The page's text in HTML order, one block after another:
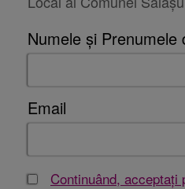
Numele și Prenumele
Email
Continuând, acceptați